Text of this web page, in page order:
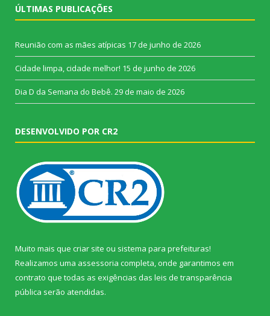
ÚLTIMAS PUBLICAÇÕES
Reunião com as mães atípicas 17 de junho de 2026
Cidade limpa, cidade melhor! 15 de junho de 2026
Dia D da Semana do Bebê. 29 de maio de 2026
DESENVOLVIDO POR CR2
Muito mais que criar site ou sistema para prefeituras!
Realizamos uma assessoria completa, onde garantimos em
contrato que todas as exigências das leis de transparência
pública serão atendidas.